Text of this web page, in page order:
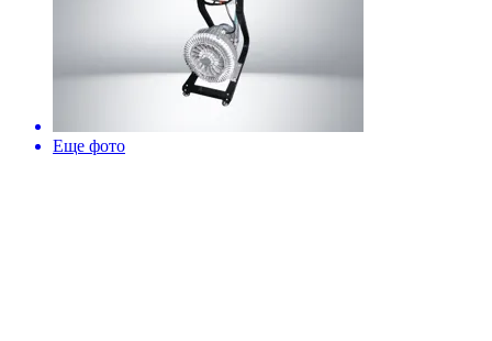
Еще фото